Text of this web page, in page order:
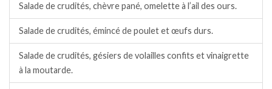
Salade de crudités, chèvre pané, omelette à l’ail des ours.
Salade de crudités, émincé de poulet et œufs durs.
Salade de crudités, gésiers de volailles confits et vinaigrette
à la moutarde.